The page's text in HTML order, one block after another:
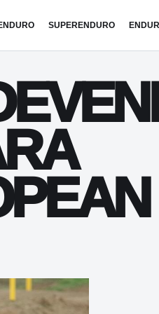
SUPERENDURO